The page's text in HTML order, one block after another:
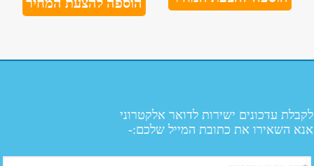
לקבלת עדכונים ישירות לדואר אלקטרוני
אנא השאירו את כתובת המייל שלכם:-